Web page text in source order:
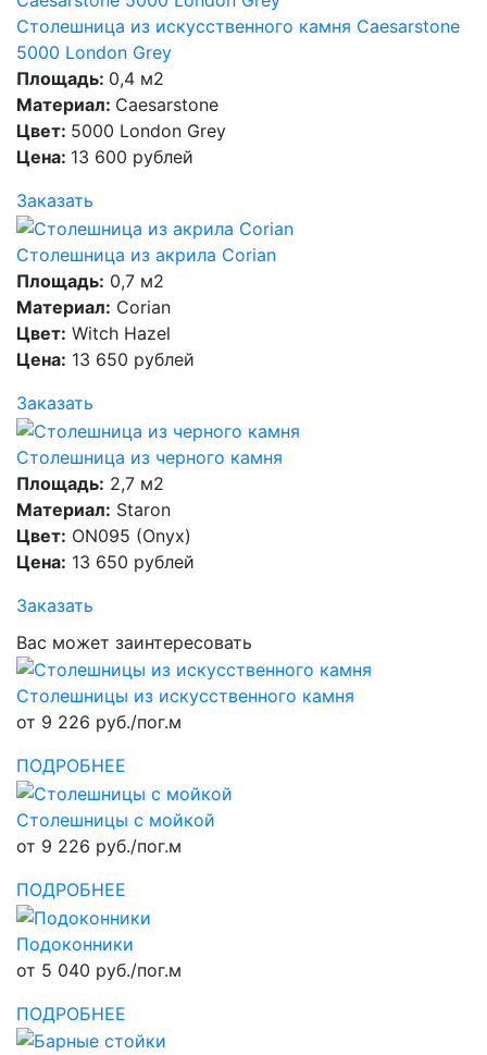
Столешница из искусственного камня Caesarstone
5000 London Grey
Площадь: 0,4 м2
Материал: Caesarstone
Цвет: 5000 London Grey
Цена: 13 600 рублей
Заказать
Столешница из акрила Corian
Площадь: 0,7 м2
Материал: Corian
Цвет: Witch Hazel
Цена: 13 650 рублей
Заказать
Столешница из черного камня
Площадь: 2,7 м2
Материал: Staron
Цвет: ON095 (Onyx)
Цена: 13 650 рублей
Заказать
Вас может заинтересовать
Столешницы из искусственного камня
от 9 226 руб./пог.м
ПОДРОБНЕЕ
Столешницы с мойкой
от 9 226 руб./пог.м
ПОДРОБНЕЕ
Подоконники
от 5 040 руб./пог.м
ПОДРОБНЕЕ